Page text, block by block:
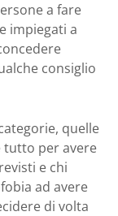
a fare
impiegati a
consiglio
quelle
tutto per avere
e chi
ad avere
di volta